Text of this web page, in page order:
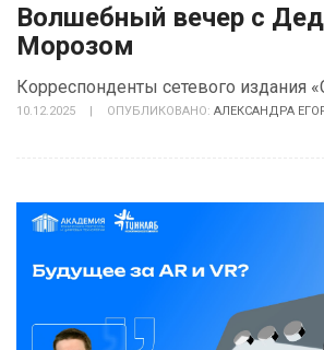
Волшебный вечер с
Морозом
Корреспонденты сетевого издания
10.12.2025 | ОПУБЛИКОВАНО: АЛЕКСАНДРА